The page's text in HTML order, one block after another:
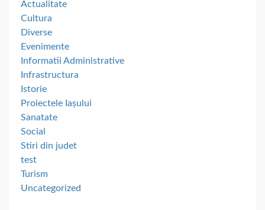
Actualitate
Cultura
Diverse
Evenimente
Informatii Administrative
Infrastructura
Istorie
Proiectele Iașului
Sanatate
Social
Stiri din judet
test
Turism
Uncategorized